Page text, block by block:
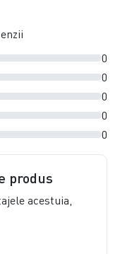
0
0
0
0
0
produs
acestuia,